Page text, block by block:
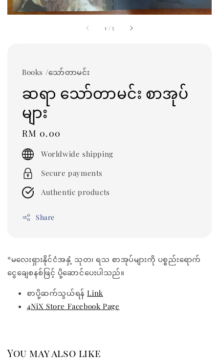
1 /5
Books /သော်တာမင်း
ဆရာ သော်တာမင်း စာအုပ်
များ
Regular
price
RM 0.00
Worldwide shipping
Secure payments
Authentic products
Share
*မလေးရှားနိုင်ငံအနှံ့ သုတ၊ ရသ စာအုပ်များကို ပစ္စည်းရောက်
ငွေချေစနစ်ဖြင့် ပို့ဆောင်ပေးပါသည်။
စာပို့ဆက်သွယ်ရန်Link
4NiX Store Facebook Page
You may also like